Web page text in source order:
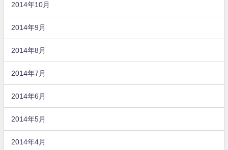
2014年10月
2014年9月
2014年8月
2014年7月
2014年6月
2014年5月
2014年4月